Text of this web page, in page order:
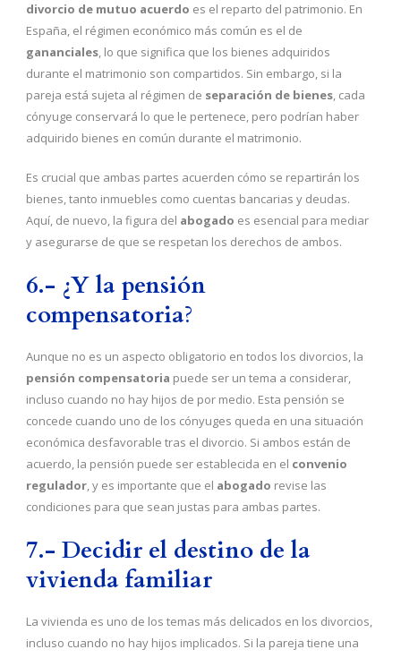
divorcio de mutuo acuerdo es el reparto del patrimonio. En
España, el régimen económico más común es el de
gananciales, lo que significa que los bienes adquiridos
durante el matrimonio son compartidos. Sin embargo, si la
pareja está sujeta al régimen de separación de bienes, cada
cónyuge conservará lo que le pertenece, pero podrían haber
adquirido bienes en común durante el matrimonio.
Es crucial que ambas partes acuerden cómo se repartirán los
bienes, tanto inmuebles como cuentas bancarias y deudas.
Aquí, de nuevo, la figura del abogado es esencial para mediar
y asegurarse de que se respetan los derechos de ambos.
6.- ¿Y la pensión
compensatoria?
Aunque no es un aspecto obligatorio en todos los divorcios, la
pensión compensatoria puede ser un tema a considerar,
incluso cuando no hay hijos de por medio. Esta pensión se
concede cuando uno de los cónyuges queda en una situación
económica desfavorable tras el divorcio. Si ambos están de
acuerdo, la pensión puede ser establecida en el convenio
regulador, y es importante que el abogado revise las
condiciones para que sean justas para ambas partes.
7.- Decidir el destino de la
vivienda familiar
La vivienda es uno de los temas más delicados en los divorcios,
incluso cuando no hay hijos implicados. Si la pareja tiene una